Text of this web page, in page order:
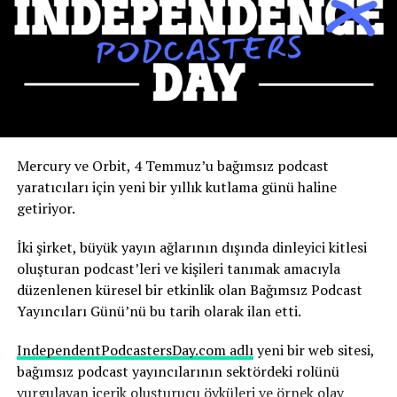
Kendinizi çok sayıda insanın ve olayın olduğu bir
etkinliğin içine koyarsanız, ortaya çıkan basın ilgisi
inanılmaz. Altın Küre Ödülleri’ndeki ve Time Yılın
Kadınları ödül törenindeki görünümümün, podcast
indirmelerine ve ertesi hafta kitap satışlarına doğrudan
Yapay zekanın olası sonuçlarını şimdiden nasıl
değerlendirdiğini anlatıyor.
Robbins, yapay zekanın, yıllarca çalışmayı öğrendiği
medya ortamının temelini yeniden şekillendirdiğinin
farkında. Ve bu sürecin hızı dikkat gerektiriyor.
“Yapay zekadaki değişim hızını ve yapay zekanın şu anda
basında nasıl yankı uyandırdığını anlamak herkes için
çok önemli; yaşananlar büyüleyici” diyen Robbins,
şunları söyledi:
Mercury ve Orbit, 4 Temmuz’u bağımsız podcast
yaratıcıları için yeni bir yıllık kutlama günü haline
getiriyor.
İki şirket, büyük yayın ağlarının dışında dinleyici kitlesi
oluşturan podcast’leri ve kişileri tanımak amacıyla
düzenlenen küresel bir etkinlik olan Bağımsız Podcast
Yayıncıları Günü’nü bu tarih olarak ilan etti.
IndependentPodcastersDay.com adlıyeni bir web sitesi,
bağımsız podcast yayıncılarının sektördeki rolünü
vurgulayan içerik oluşturucu öyküleri ve örnek olay